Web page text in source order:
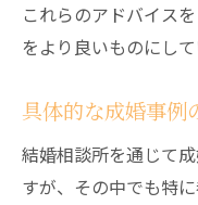
これらのアドバイス
をより良いものにして
具体的な成婚事例
結婚相談所を通じて
すが、その中でも特